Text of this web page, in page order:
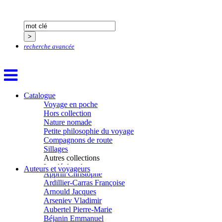
recherche avancée
Catalogue
Voyage en poche
Hors collection
Nature nomade
Petite philosophie du voyage
Compagnons de route
Sillages
Autres collections
La clé des champs
Chemins d’étoiles
Visions
Auteurs et voyageurs
Aïtmatov Tchinguiz
Adjemian David
Alaux Marc
Allaert Lodewijk
Allano Joël
Allix Stéphane
Apprill Christophe
Ardillier-Carras Françoise
Arnould Jacques
Arseniev Vladimir
Aubertel Pierre-Marie
Béjanin Emmanuel